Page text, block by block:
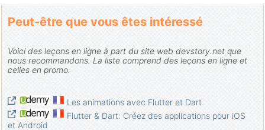
Installer Dart Plugin pour Android Studio
Exécutez votre premier exemple Dart en Visual Studio Code
Parsing JSON avec dart:convert
Le Tutoriel de Dart List
Le Tutoriel de Dart Map
Les Boucles en Dart
Analyser Dart JSON avec le package dart_json_mapper
Peut-être que vous êtes intéressé
Voici des leçons en ligne à part du site web devstory.net que
nous recommandons. La liste comprend des leçons en ligne et
celles en promo.
Les animations avec Flutter et Dart
Flutter & Dart: Créez des applications pour iOS
et Android